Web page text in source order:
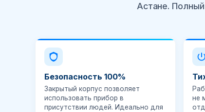
Астане.
Безопасность 100%
Закрытый корпус позволяет
использовать прибор в
присутствии людей. Идеально для
не